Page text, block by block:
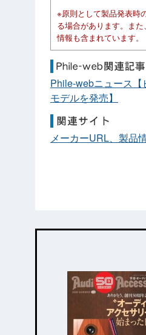
※原則として製品発表時
る場合があります。ま
情報も含まれています。
Phile-webニュース
モデルを発売】
メーカーURL、製品